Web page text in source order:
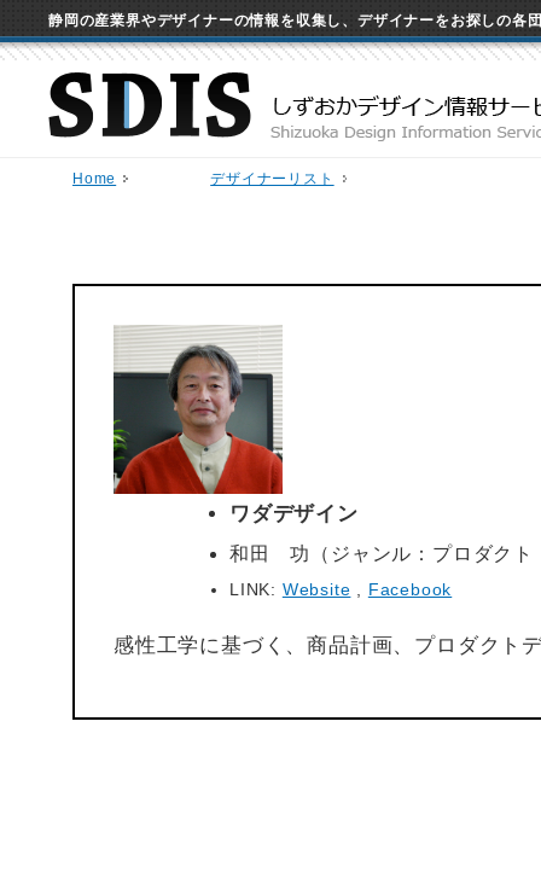
静岡の産業界やデザイナーの情報を収集し、デザイナーをお探しの各
Home デザイナーリスト
ワダデザイン
和田 功（ジャンル：プロダク
LINK: Website , Facebook
感性工学に基づく、商品計画、プロダクト